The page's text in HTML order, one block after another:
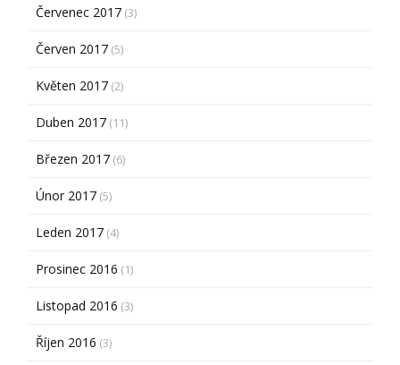
Červenec 2017 (3)
Červen 2017 (5)
Květen 2017 (2)
Duben 2017 (11)
Březen 2017 (6)
Únor 2017 (5)
Leden 2017 (4)
Prosinec 2016 (1)
Listopad 2016 (3)
Říjen 2016 (3)